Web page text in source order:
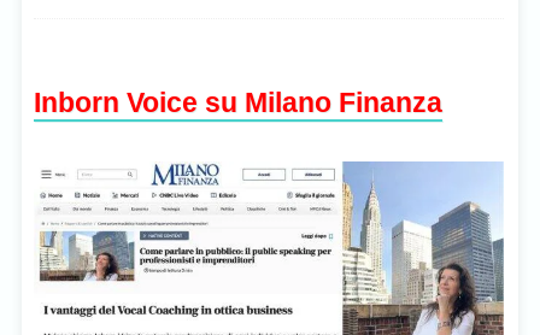
Inborn Voice su Milano Finanza